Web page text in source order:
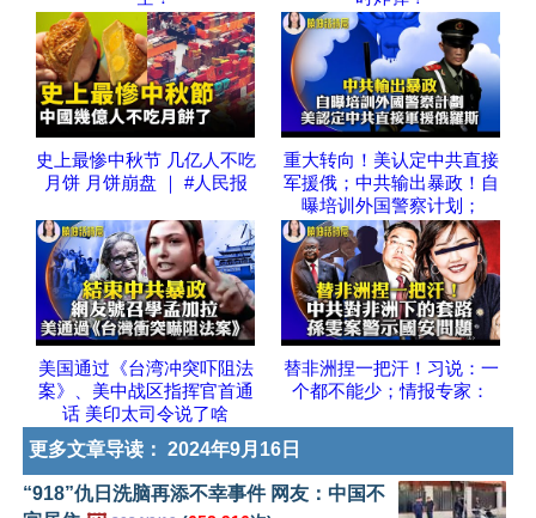
史上最惨中秋节 几亿人不吃
月饼 月饼崩盘 ｜ #人民报
重大转向！美认定中共直接
军援俄；中共输出暴政！自
曝培训外国警察计划；
美国通过《台湾冲突吓阻法
案》、美中战区指挥官首通
话 美印太司令说了啥
替非洲捏一把汗！习说：一
个都不能少；情报专家：
更多文章导读： 2024年9月16日
“918”仇日洗脑再添不幸事件 网友：中国不